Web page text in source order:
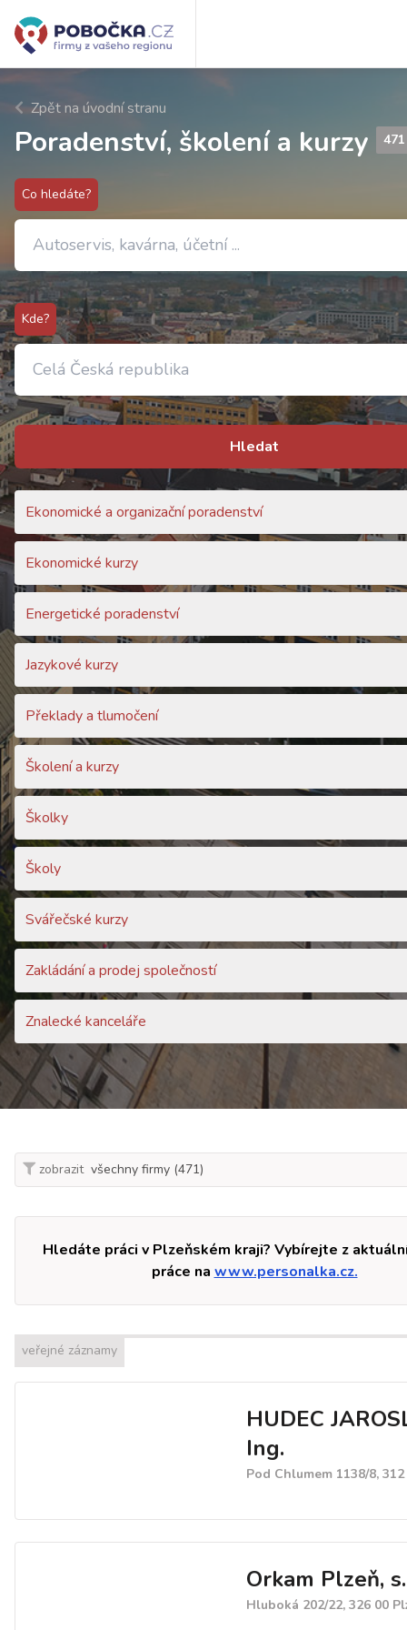
Zpět na úvodní stranu
Poradenství, školení a kurzy 471
Co hledáte?
Kde?
Hledat
Ekonomické a organizační poradenství
Ekonomické kurzy
Energetické poradenství
Jazykové kurzy
Překlady a tlumočení
Školení a kurzy
Školky
Školy
Svářečské kurzy
Zakládání a prodej společností
Znalecké kanceláře
zobrazit
Hledáte práci v Plzeňském kraji? Vybírejte z
práce na www.personalka.cz.
veřejné záznamy
HUDEC
Ing.
Pod Chlumem 1138/8,
Orkam Plzeň,
Hluboká 202/22, 326 00